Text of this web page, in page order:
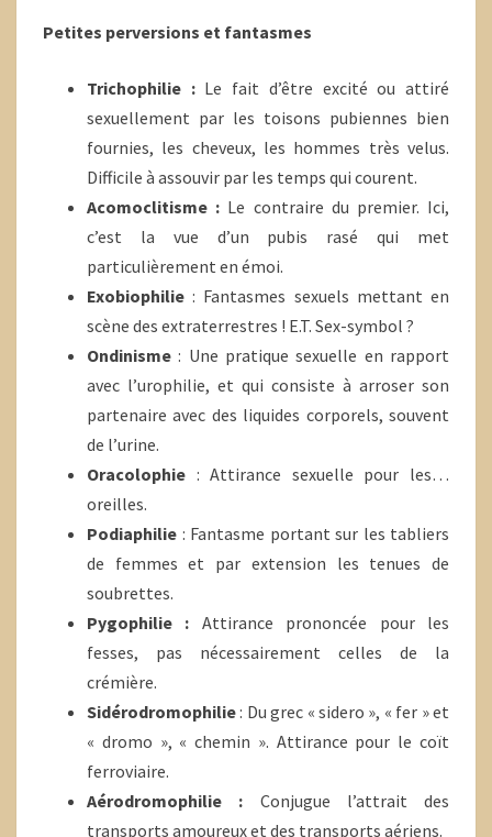
Petites perversions et fantasmes
Trichophilie : Le fait d’être excité ou attiré
sexuellement par les toisons pubiennes bien
fournies, les cheveux, les hommes très velus.
Difficile à assouvir par les temps qui courent.
Acomoclitisme : Le contraire du premier. Ici,
c’est la vue d’un pubis rasé qui met
particulièrement en émoi.
Exobiophilie : Fantasmes sexuels mettant en
scène des extraterrestres ! E.T. Sex-symbol ?
Ondinisme: Une pratique sexuelle en rapport
avec l’urophilie, et qui consiste à arroser son
partenaire avec des liquides corporels, souvent
de l’urine.
Oracolophie : Attirance sexuelle pour les…
oreilles.
Podiaphilie : Fantasme portant sur les tabliers
de femmes et par extension les tenues de
soubrettes.
Pygophilie : Attirance prononcée pour les
fesses, pas nécessairement celles de la
crémière.
Sidérodromophilie: Du grec « sidero », « fer » et
« dromo », « chemin ». Attirance pour le coït
ferroviaire.
Aérodromophilie : Conjugue l’attrait des
transports amoureux et des transports aériens.